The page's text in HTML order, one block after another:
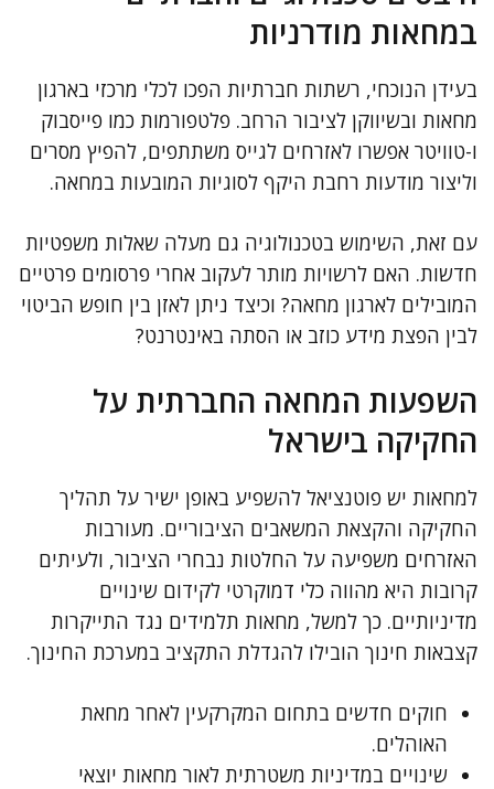
במחאות מודרניות
בעידן הנוכחי, רשתות חברתיות הפכו לכלי מרכזי בארגון
מחאות ובשיווקן לציבור הרחב. פלטפורמות כמו פייסבוק
ו-טוויטר אפשרו לאזרחים לגייס משתתפים, להפיץ מסרים
וליצור מודעות רחבת היקף לסוגיות המובעות במחאה.
עם זאת, השימוש בטכנולוגיה גם מעלה שאלות משפטיות
חדשות. האם לרשויות מותר לעקוב אחרי פרסומים פרטיים
המובילים לארגון מחאה? וכיצד ניתן לאזן בין חופש הביטוי
לבין הפצת מידע כוזב או הסתה באינטרנט?
השפעות המחאה החברתית על
החקיקה בישראל
למחאות יש פוטנציאל להשפיע באופן ישיר על תהליך
החקיקה והקצאת המשאבים הציבוריים. מעורבות
האזרחים משפיעה על החלטות נבחרי הציבור, ולעיתים
קרובות היא מהווה כלי דמוקרטי לקידום שינויים
מדיניותיים. כך למשל, מחאות תלמידים נגד התייקרות
קצבאות חינוך הובילו להגדלת התקציב במערכת החינוך.
חוקים חדשים בתחום המקרקעין לאחר מחאת
האוהלים.
שינויים במדיניות משטרתית לאור מחאות יוצאי